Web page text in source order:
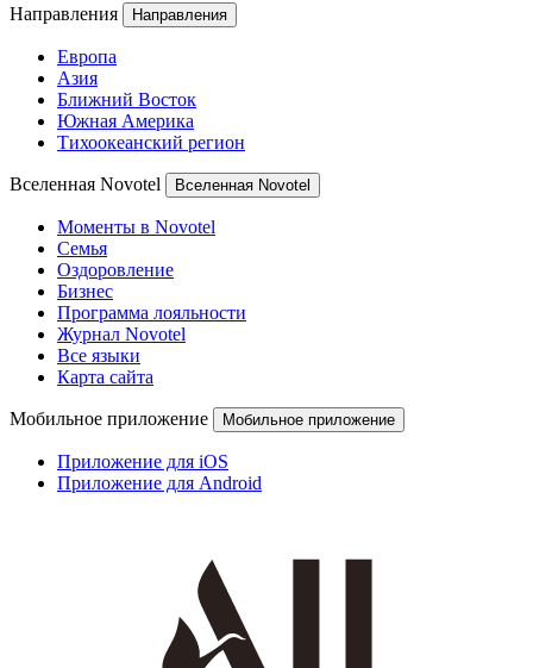
Направления Направления
Европа
Азия
Ближний Восток
Южная Америка
Тихоокеанский регион
Вселенная Novotel Вселенная Novotel
Моменты в Novotel
Семья
Оздоровление
Бизнес
Программа лояльности
Журнал Novotel
Все языки
Карта сайта
Мобильное приложение Мобильное приложение
Приложение для iOS
Приложение для Android